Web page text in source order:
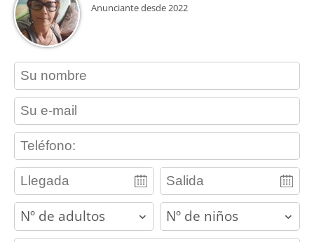
Anunciante desde 2022
contact_name
contact_email
contact_phone
adults children